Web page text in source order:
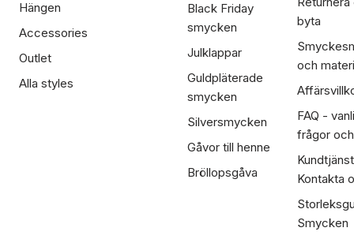
Hängen
Accessories
Outlet
Alla styles
Black Friday
smycken
Julklappar
Guldpläterade
smycken
Silversmycken
Gåvor till henne
Bröllopsgåva
byta
och
FAQ -
frågor
Kontakta
Smycken